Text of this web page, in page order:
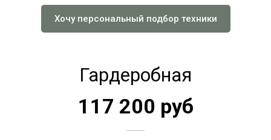
Хочу персональный подбор техники
Гардеробная
117 200 руб